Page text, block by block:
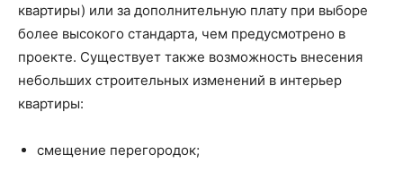
квартиры) или за дополнительную плату при выборе
более высокого стандарта, чем предусмотрено в
проекте. Существует также возможность внесения
небольших строительных изменений в интерьер
квартиры:
смещение перегородок;